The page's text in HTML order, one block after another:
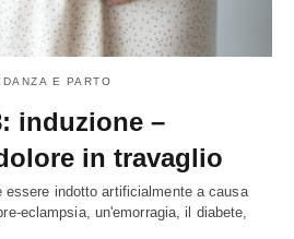
E PARTO
induzione –
in travaglio
essere indotto artificialmente a causa
eclampsia, un'emorragia, il diabete,